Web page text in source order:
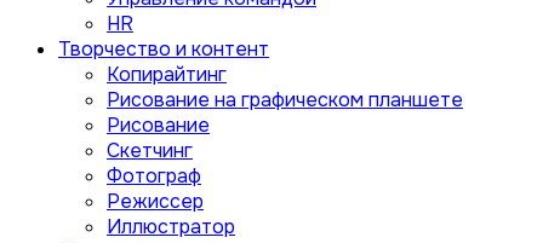
HR
Творчество и контент
Копирайтинг
Рисование на графическом планшете
Рисование
Скетчинг
Фотограф
Режиссер
Иллюстратор